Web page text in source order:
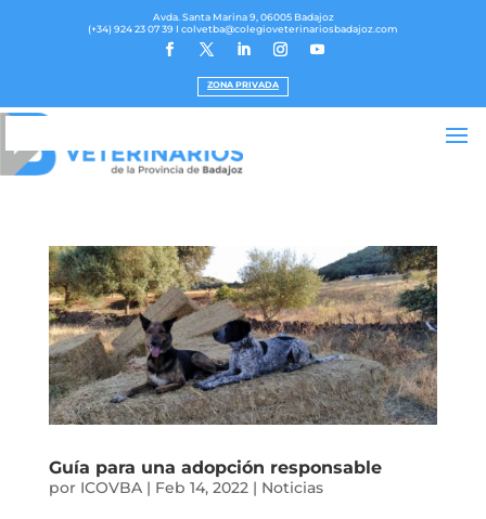
Avda. Santa Marina 9, 06005 Badajoz
(+34) 924 23 07 39 I colvetba@colegioveterinariosbadajoz.com
ZONA PRIVADA
Guía para una adopción responsable
por ICOVBA| Feb 14, 2022 | Noticias